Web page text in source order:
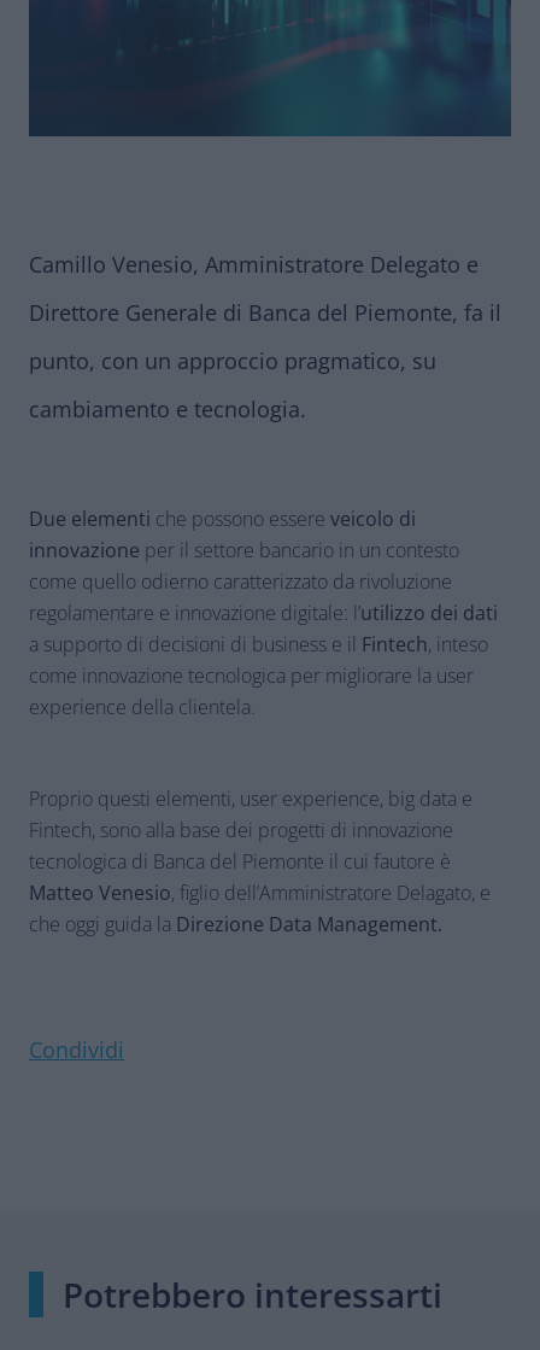
Camillo Venesio, Amministratore Delegato e
Direttore Generale di Banca del Piemonte, fa il
punto, con un approccio pragmatico, su
cambiamento e tecnologia.
Due elementi che possono essere veicolo di
innovazione per il settore bancario in un contesto
come quello odierno caratterizzato da rivoluzione
regolamentare e innovazione digitale: l’utilizzo dei dati
a supporto di decisioni di business e il Fintech, inteso
come innovazione tecnologica per migliorare la user
experience della clientela.
Proprio questi elementi, user experience, big data e
Fintech, sono alla base dei progetti di innovazione
tecnologica di Banca del Piemonte il cui fautore è
Matteo Venesio, figlio dell’Amministratore Delagato, e
che oggi guida la Direzione Data Management.
Condividi
Potrebbero interessarti